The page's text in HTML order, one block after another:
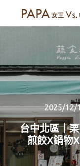
2025/12/
台中北區｜
煎餃X鍋物